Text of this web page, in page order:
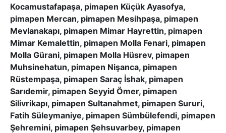
Kocamustafapaşa, pimapen Küçük Ayasofya,
pimapen Mercan, pimapen Mesihpaşa, pimapen
Mevlanakapı, pimapen Mimar Hayrettin, pimapen
Mimar Kemalettin, pimapen Molla Fenari, pimapen
Molla Gürani, pimapen Molla Hüsrev, pimapen
Muhsinehatun, pimapen Nişanca, pimapen
Rüstempaşa, pimapen Saraç İshak, pimapen
Sarıdemir, pimapen Seyyid Ömer, pimapen
Silivrikapı, pimapen Sultanahmet, pimapen Sururi,
Fatih Süleymaniye, pimapen Sümbülefendi, pimapen
Şehremini, pimapen Şehsuvarbey, pimapen